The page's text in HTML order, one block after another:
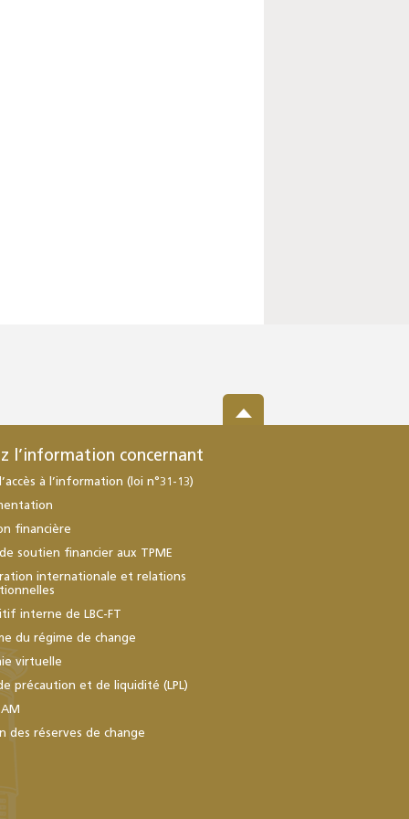
l’information concernant
à l’information (loi n°31-13)
financière
soutien financier aux TPME
internationale et relations
interne de LBC-FT
du régime de change
virtuelle
précaution et de liquidité (LPL)
des réserves de change